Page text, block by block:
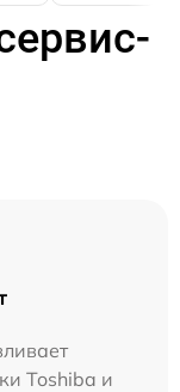
Toshiba и